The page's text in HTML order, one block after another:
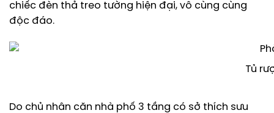
chiếc đèn thả treo tường hiện đại, vô cùng cùng
độc đáo.
Tủ
Do chủ nhân căn nhà phố 3 tầng có sở thích sưu